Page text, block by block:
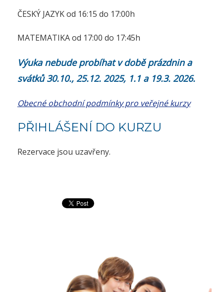
ČESKÝ JAZYK od 16:15 do 17:00h
MATEMATIKA od 17:00 do 17:45h
Výuka nebude probíhat v době prázdnin a
svátků 30.10., 25.12. 2025, 1.1 a 19.3. 2026.
Obecné obchodní podmínky pro veřejné kurzy
PŘIHLÁŠENÍ DO KURZU
Rezervace jsou uzavřeny.